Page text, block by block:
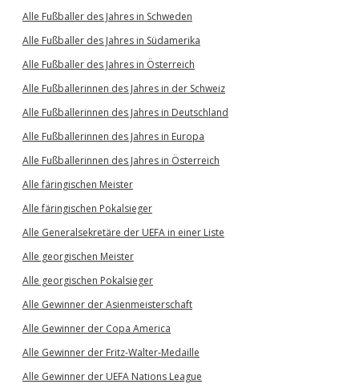
Alle Fußballer des Jahres in Schweden
Alle Fußballer des Jahres in Südamerika
Alle Fußballer des Jahres in Österreich
Alle Fußballerinnen des Jahres in der Schweiz
Alle Fußballerinnen des Jahres in Deutschland
Alle Fußballerinnen des Jahres in Europa
Alle Fußballerinnen des Jahres in Österreich
Alle färingischen Meister
Alle färingischen Pokalsieger
Alle Generalsekretäre der UEFA in einer Liste
Alle georgischen Meister
Alle georgischen Pokalsieger
Alle Gewinner der Asienmeisterschaft
Alle Gewinner der Copa America
Alle Gewinner der Fritz-Walter-Medaille
Alle Gewinner der UEFA Nations League